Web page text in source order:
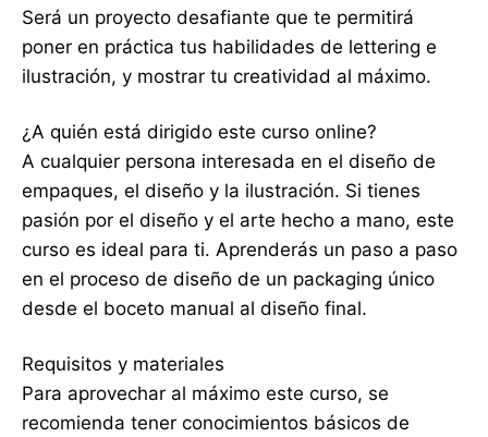
Será un proyecto desafiante que te permitirá
poner en práctica tus habilidades de lettering e
ilustración, y mostrar tu creatividad al máximo.
¿A quién está dirigido este curso online?
A cualquier persona interesada en el diseño de
empaques, el diseño y la ilustración. Si tienes
pasión por el diseño y el arte hecho a mano, este
curso es ideal para ti. Aprenderás un paso a paso
en el proceso de diseño de un packaging único
desde el boceto manual al diseño final.
Requisitos y materiales
Para aprovechar al máximo este curso, se
recomienda tener conocimientos básicos de